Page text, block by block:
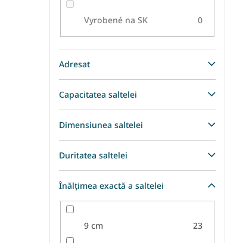
Vyrobené na SK 0
Adresat
Capacitatea saltelei
Dimensiunea saltelei
Duritatea saltelei
Înălțimea exactă a saltelei
9 cm 23